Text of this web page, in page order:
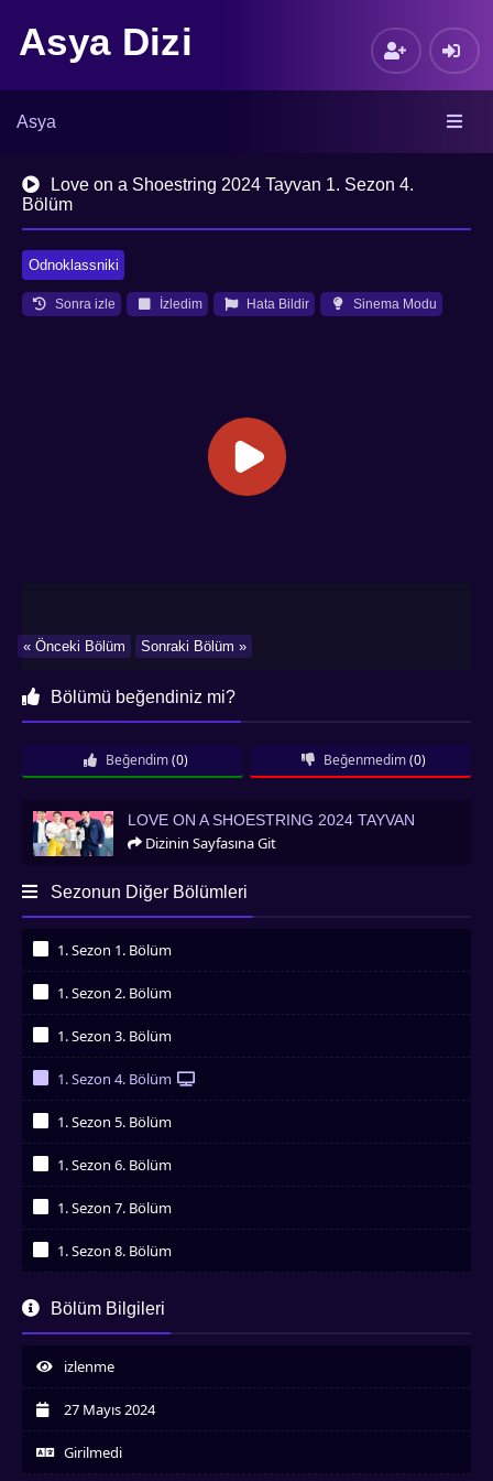
Asya Dizi
Asya
Love on a Shoestring 2024 Tayvan 1. Sezon 4.
Bölüm
Odnoklassniki
Sonra izle İzledim Hata Bildir Sinema Modu
Sonraki Bölüm »
« Önceki Bölüm
Bölümü beğendiniz mi?
Beğendim (0) Beğenmedim (0)
Love on a Shoestring 2024 Tayvan
LOVE ON A SHOESTRING 2024 TAYVAN
Dizinin Sayfasına Git
Sezonun Diğer Bölümleri
1. Sezon 1. Bölüm
1. Sezon 2. Bölüm
1. Sezon 3. Bölüm
1. Sezon 4. Bölüm
1. Sezon 5. Bölüm
1. Sezon 6. Bölüm
1. Sezon 7. Bölüm
1. Sezon 8. Bölüm
İzledim
İzledim
1. Sezon 10. Bölüm
İzledim
İzledim
1. Sezon 12. Bölüm
Bölüm Bilgileri
izlenme
27 Mayıs 2024
Girilmedi